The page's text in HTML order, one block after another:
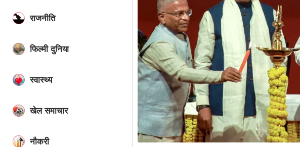
राजनीति
फिल्मी दुनिया
स्वास्थ्य
खेल समाचार
नौकरी